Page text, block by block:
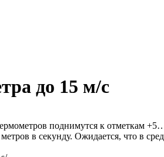
до 15 м/с
поднимутся к отметкам
в секунду. Ожидается, что в